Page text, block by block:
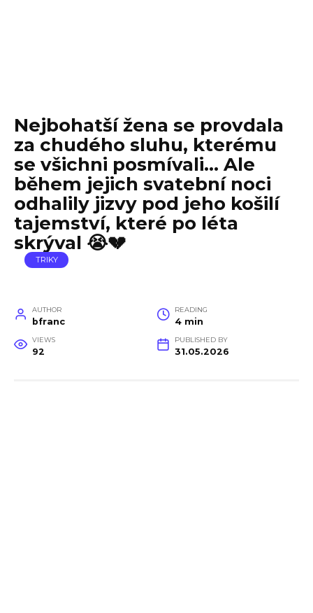
Nejbohatší žena se provdala
za chudého sluhu, kterému
se všichni posmívali… Ale
během jejich svatební noci
odhalily jizvy pod jeho košilí
tajemství, které po léta
skrýval 😭💔
TRIKY
AUTHOR
bfranc
READING
4 min
VIEWS
92
PUBLISHED BY
31.05.2026